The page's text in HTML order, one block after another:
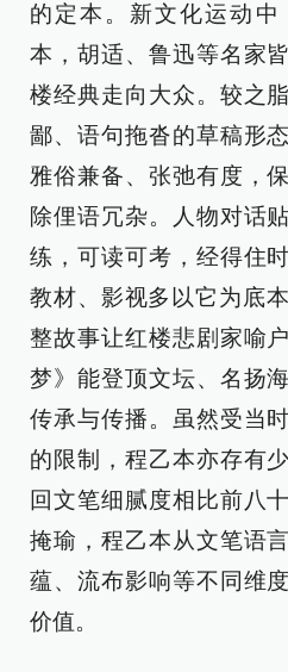
的定本。新文化运动
本，胡适、鲁迅等名家
楼经典走向大众。较之
鄙、语句拖沓的草稿形
雅俗兼备、张弛有度，
除俚语冗杂。人物对话
练，可读可考，经得住
教材、影视多以它为底
整故事让红楼悲剧家喻
梦》能登顶文坛、名扬
传承与传播。虽然受当
的限制，程乙本亦存有
回文笔细腻度相比前八
掩瑜，程乙本从文笔语
蕴、流布影响等不同维
价值。